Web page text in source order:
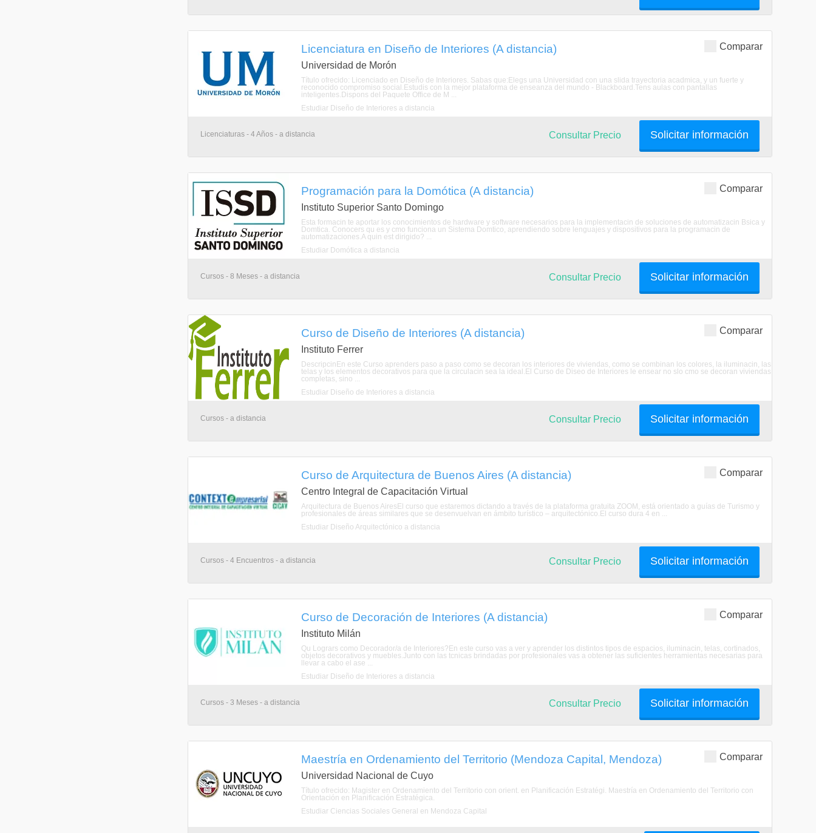
Comparar
Licenciatura en Diseño de Interiores (A distancia)
Universidad de Morón
Título ofrecido: Licenciado en Diseño de Interiores. Sabas que:Elegs una Universidad con una slida trayectoria acadmica, y un fuerte y
reconocido compromiso social.Estudis con la mejor plataforma de enseanza del mundo - Blackboard.Tens aulas con pantallas
inteligentes.Dispons del Paquete Office de M ...
Estudiar Diseño de Interiores a distancia
Licenciaturas - 4 Años - a distancia Solicitar información
Consultar Precio
Comparar
Programación para la Domótica (A distancia)
Instituto Superior Santo Domingo
Esta formacin te aportar los conocimientos de hardware y software necesarios para la implementacin de soluciones de automatizacin Bsica y
Domtica. Conocers qu es y cmo funciona un Sistema Domtico, aprendiendo sobre lenguajes y dispositivos para la programacin de
automatizaciones.A quin est dirigido? ...
Estudiar Domótica a distancia
Cursos - 8 Meses - a distancia Solicitar información
Consultar Precio
Comparar
Curso de Diseño de Interiores (A distancia)
Instituto Ferrer
DescripcinEn este Curso aprenders paso a paso como se decoran los interiores de viviendas, como se combinan los colores, la iluminacin, las
telas y los elementos decorativos para que la circulacin sea la ideal.El Curso de Diseo de Interiores le ensear no slo cmo se decoran viviendas
completas, sino ...
Estudiar Diseño de Interiores a distancia
Cursos - a distancia Solicitar información
Consultar Precio
Comparar
Curso de Arquitectura de Buenos Aires (A distancia)
Centro Integral de Capacitación Virtual
Arquitectura de Buenos AiresEl curso que estaremos dictando a través de la plataforma gratuita ZOOM, está orientado a guías de Turismo y
profesionales de áreas similares que se desenvuelvan en ámbito turístico – arquitectónico.El curso dura 4 en ...
Estudiar Diseño Arquitectónico a distancia
Cursos - 4 Encuentros - a distancia Solicitar información
Consultar Precio
Comparar
Curso de Decoración de Interiores (A distancia)
Instituto Milán
Qu Logrars como Decorador/a de Interiores?En este curso vas a ver y aprender los distintos tipos de espacios, iluminacin, telas, cortinados,
objetos decorativos y muebles.Junto con las tcnicas brindadas por profesionales vas a obtener las suficientes herramientas necesarias para
llevar a cabo el ase ...
Estudiar Diseño de Interiores a distancia
Cursos - 3 Meses - a distancia Solicitar información
Consultar Precio
Comparar
Maestría en Ordenamiento del Territorio (Mendoza Capital, Mendoza)
Universidad Nacional de Cuyo
Título ofrecido: Magister en Ordenamiento del Territorio con orient. en Planificación Estratégi. Maestría en Ordenamiento del Territorio con
Orientación en Planificación Estratégica.
Estudiar Ciencias Sociales General en Mendoza Capital